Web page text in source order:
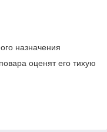
назначения
оценят его тихую